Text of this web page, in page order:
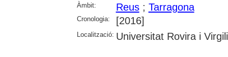
Àmbit:
Reus; Tarragona
Cronologia: [2016]
Localització: Universitat Rovira i Virgili